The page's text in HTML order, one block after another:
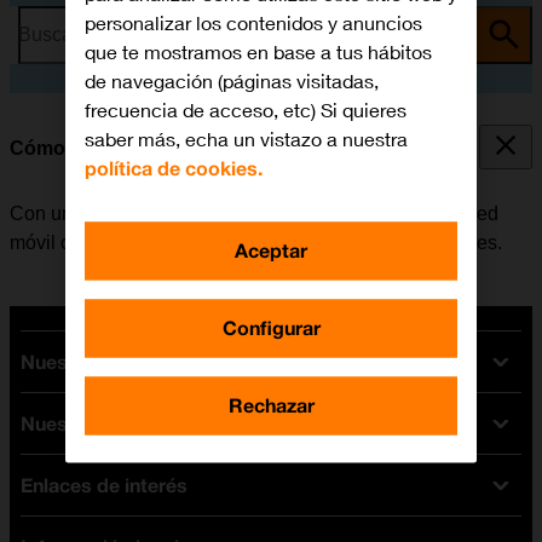
Busca por problema o tema
Cómo colocar la SIM
Con una tarjeta SIM se pueden utilizar servicios de la red
móvil como, por ejemplo, llamadas, SMS y datos móviles.
Nuestras tarifas
Tarifas Orange
Tarifas fibra y móvil
Tarifas móviles
Tarifas internet y fibra
Nuestros dispositivos
Ofertas en móviles
iPhone
Enlaces de interés
personalizar los contenidos y anuncios
que te mostramos en base a tus hábitos
de navegación (páginas visitadas,
frecuencia de acceso, etc) Si quieres
saber más, echa un vistazo a nuestra
política de cookies.
Configurar
Rechazar
Aceptar